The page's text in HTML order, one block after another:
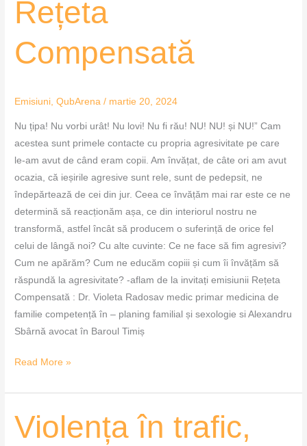
Rețeta
Compensată
Emisiuni,QubArena / martie 20, 2024
Nu țipa! Nu vorbi urât! Nu lovi! Nu fi rău! NU! NU! și NU!” Cam
acestea sunt primele contacte cu propria agresivitate pe care
le-am avut de când eram copii. Am învățat, de câte ori am avut
ocazia, că ieșirile agresive sunt rele, sunt de pedepsit, ne
îndepărtează de cei din jur. Ceea ce învățăm mai rar este ce ne
determină să reacționăm așa, ce din interiorul nostru ne
transformă, astfel încât să producem o suferință de orice fel
celui de lângă noi? Cu alte cuvinte: Ce ne face să fim agresivi?
Cum ne apărăm? Cum ne educăm copiii și cum îi învățăm să
răspundă la agresivitate? -aflam de la invitați emisiunii Rețeta
Compensată : Dr. Violeta Radosav medic primar medicina de
familie competență în – planing familial și sexologie si Alexandru
Sbârnă avocat în Baroul Timiș
Read More »
Violența în trafic,
Violența
în